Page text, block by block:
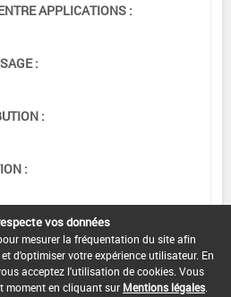
APPLICATIONS :
:
:
:
vos données
mesurer la fréquentation du site afin
d'optimiser votre expérience utilisateur. En
acceptez l'utilisation de cookies. Vous
moment en cliquant sur Mentions légales